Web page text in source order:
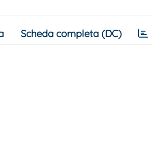
Scheda completa (DC)